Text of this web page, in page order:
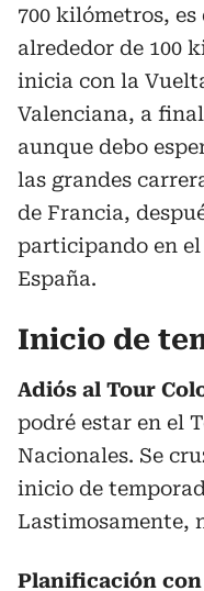
700 kilómetros,
alrededor de 100
inicia con la
Valenciana, a
aunque debo
las grandes
de Francia,
participando en
España.
Inicio de
Adiós al Tour
podré estar en el
Nacionales. Se
inicio de
Lastimosamente,
Planificación